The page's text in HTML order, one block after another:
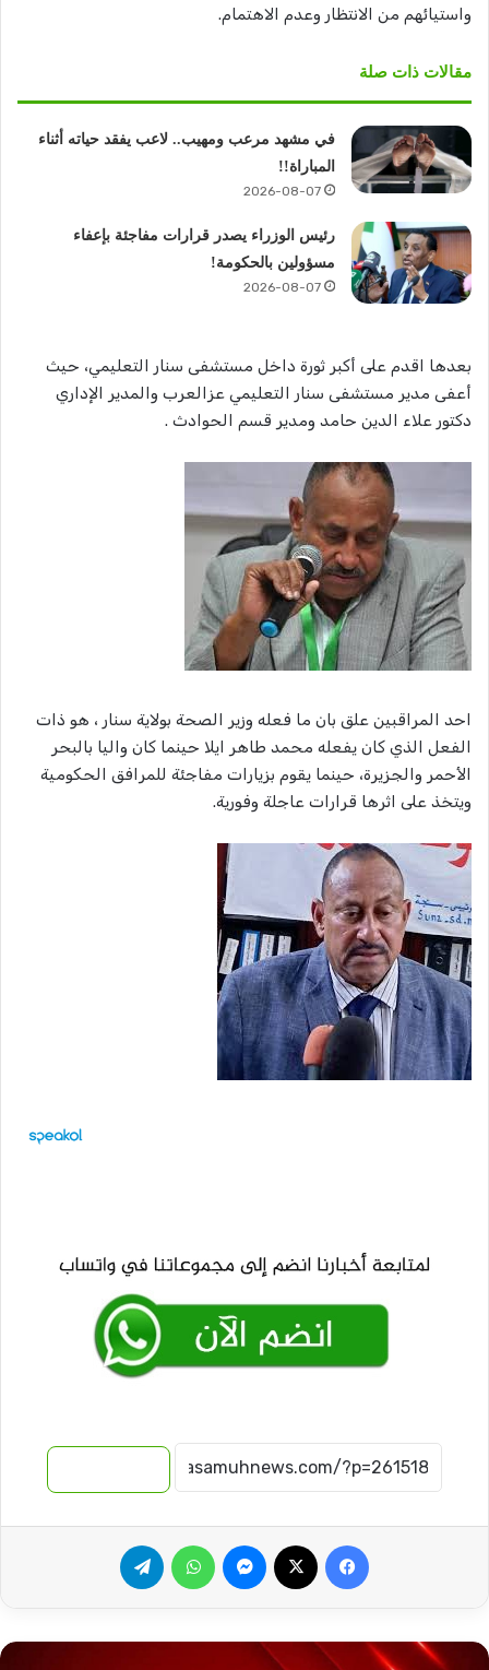
واستيائهم من الانتظار وعدم الاهتمام.
مقالات ذات صلة
في مشهد مرعب ومهيب.. لاعب يفقد حياته أثناء
المباراة!!
2026-08-07
رئيس الوزراء يصدر قرارات مفاجئة بإعفاء
مسؤولين بالحكومة!
2026-08-07
بعدها اقدم على أكبر ثورة داخل مستشفى سنار التعليمي، حيث
أعفى مدير مستشفى سنار التعليمي عزالعرب والمدير الإداري
دكتور علاء الدين حامد ومدير قسم الحوادث .
احد المراقبين علق بان ما فعله وزير الصحة بولاية سنار ، هو ذات
الفعل الذي كان يفعله محمد طاهر ايلا حينما كان واليا بالبحر
الأحمر والجزيرة، حينما يقوم بزيارات مفاجئة للمرافق الحكومية
ويتخذ على اثرها قرارات عاجلة وفورية.
فيسبوك ماسنجر واتساب